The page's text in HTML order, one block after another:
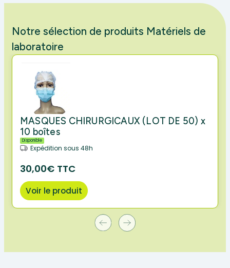
Notre sélection de produits Matériels de
laboratoire
MASQUES CHIRURGICAUX (LOT DE 50) x
10 boîtes
Disponible
Expédition sous 48h
30,00€ TTC
Voir le produit